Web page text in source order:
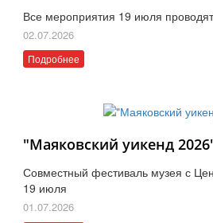
Все мероприятия 19 июля
02.07.2026
Подробнее
"Маяковский уикенд
Совместный фестиваль музея с
19 июля
01.07.2026